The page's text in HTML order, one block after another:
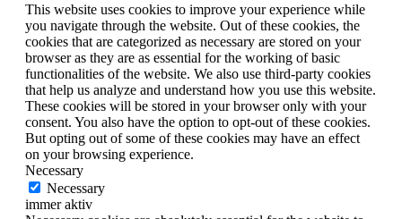
This website uses cookies to improve your experience while
you navigate through the website. Out of these cookies, the
cookies that are categorized as necessary are stored on your
browser as they are as essential for the working of basic
functionalities of the website. We also use third-party cookies
that help us analyze and understand how you use this website.
These cookies will be stored in your browser only with your
consent. You also have the option to opt-out of these cookies.
But opting out of some of these cookies may have an effect
on your browsing experience.
Necessary
Necessary
immer aktiv